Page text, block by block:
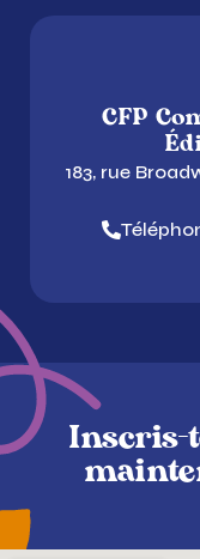
CFP
183, rue
Inscris-